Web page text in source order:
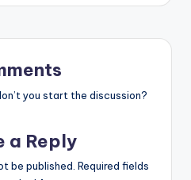
you start the discussion?
a Reply
be published. Required fields